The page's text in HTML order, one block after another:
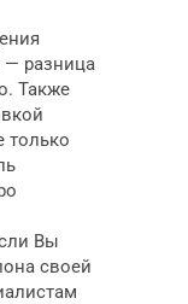
разница
Также
только
Вы
своей